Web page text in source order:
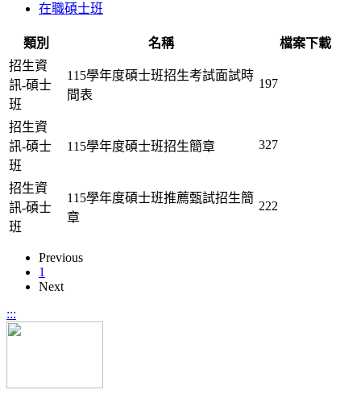
在職碩士班
類別 名稱
檔案下載
招生資
訊-碩士
班
115學年度碩士班招生考試面試時
間表
197
招生資
訊-碩士
班
115學年度碩士班招生簡章 327
招生資
訊-碩士
班
115學年度碩士班推薦甄試招生簡
章
222
Previous
1
Next
:::